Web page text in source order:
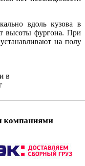
вдоль кузова в
высоты фургона. При
на полу
в
компаниями